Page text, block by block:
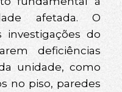
afetada. O
investigações do
deficiências
unidade, como
no piso, paredes